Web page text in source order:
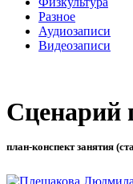
Разное
Аудиозаписи
Видеозаписи
Сценарий
план-конспект занятия